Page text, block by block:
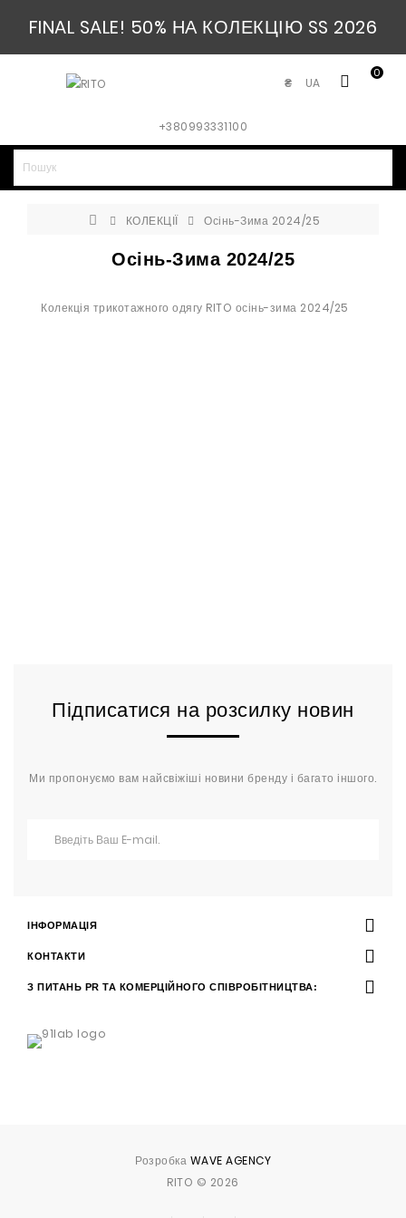
FINAL SALE! 50% НА КОЛЕКЦІЮ SS 2026
0
UA
₴
+380993331100
КОЛЕКЦІЇ Осінь-Зима 2024/25
Осінь-Зима 2024/25
Колекція трикотажного одягу RITO осінь-зима 2024/25
Підписатися на розсилку новин
Ми пропонуємо вам найсвіжіші новини бренду і багато іншого.
ІНФОРМАЦІЯ
КОНТАКТИ
З ПИТАНЬ PR ТА КОМЕРЦІЙНОГО СПІВРОБІТНИЦТВА:
Розробка WAVE AGENCY
RITO © 2026